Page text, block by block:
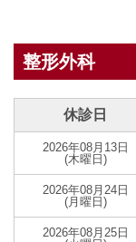
整形外科
休診日
2026年08月13日
(木曜日)
2026年08月24日
(月曜日)
2026年08月25日